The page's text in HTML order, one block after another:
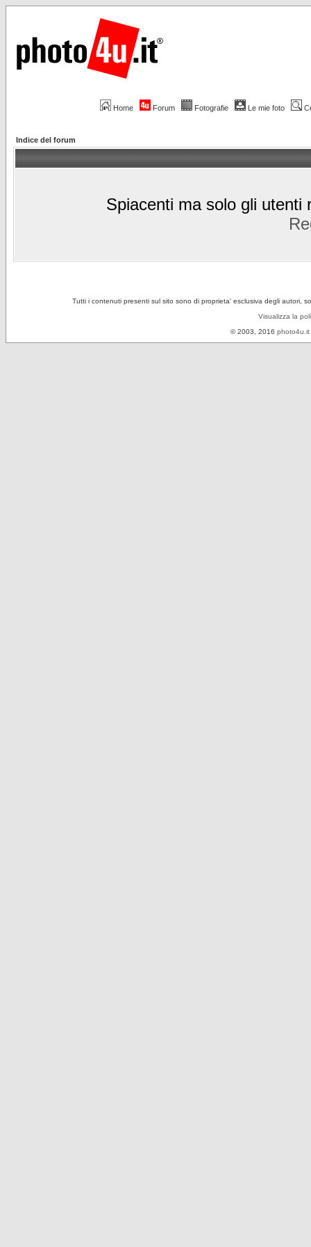
Home Forum Fotografie Le mie foto
Indice del forum
Spiacenti ma solo gli utenti
Tutti i contenuti presenti sul sito sono di proprieta' esclusiva degli autori,
Visualizza la
© 2003, 2016 photo4u.it